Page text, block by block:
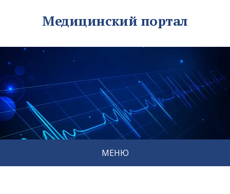
Медицинский портал
МЕНЮ